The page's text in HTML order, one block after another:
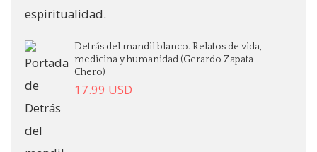
Detrás del mandil blanco. Relatos de vida,
medicina y humanidad (Gerardo Zapata
Chero)
17.99 USD